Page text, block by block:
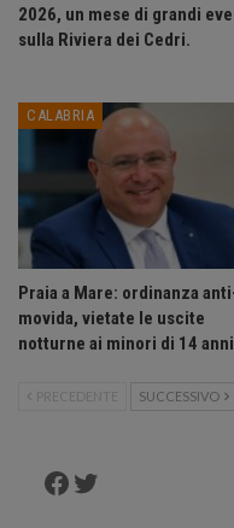
2026, un mese di grandi
sulla Riviera dei Cedri.
CALABRIA
Praia a Mare: ordinanza
movida, vietate le uscite
notturne ai minori di 14
PRECEDENTE SUCCESSIVO
Facebook
Twitter